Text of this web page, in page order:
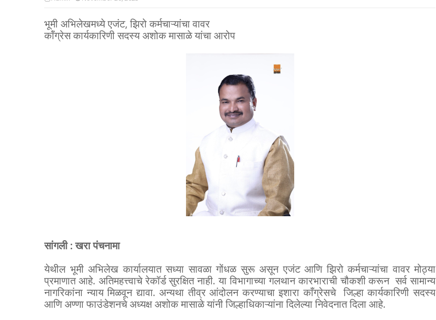
भूमी अभिलेखमध्ये एजंट, झिरो कर्मचाऱ्यांचा वावर
कॉंग्रेस कार्यकारिणी सदस्य अशोक मासाळे यांचा आरोप
सांगली : खरा पंचनामा
येथील भूमी अभिलेख कार्यालयात सध्या सावळा गोंधळ सुरू असून एजंट आणि झिरो कर्मचाऱ्यांचा वावर मोठ्या
प्रमाणात आहे. अतिमहत्त्वाचे रेकॉर्ड सुरक्षित नाही. या विभागाच्या गलथान कारभाराची चौकशी करून सर्व सामान्य
नागरिकांना न्याय मिळवून द्यावा. अन्यथा तीव्र आंदोलन करण्याचा इशारा काँग्रेसचे जिल्हा कार्यकारिणी सदस्य
आणि अण्णा फाउंडेशनचे अध्यक्ष अशोक मासाळे यांनी जिल्हाधिकाऱ्यांना दिलेल्या निवेदनात दिला आहे.